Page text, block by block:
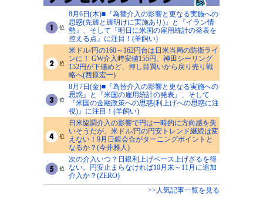
8月6日(木)■『為替介入の影響と更なる実施への
思惑(先週と週明けに実施あり)』と『イラン情
勢』、そして『明日に米国の雇用統計の発表を
控える点』に注目！(羊飼い)
米ドル/円の160～162円台は日米当局の防衛ライ
ンに！ GW介入時安値155円、神田シーリング
152円が下値めど、押し目買いから戻り売り戦
略へ(西原宏一)
8月7日(金)■『為替介入の影響と更なる実施への
思惑』と『米国の雇用統計の発表』、そして
『米国の金融政策への思惑(利上げへの思惑に注
視)』に注目！(羊飼い)
日米協調介入の影響で円は一時的に方向感を失
いそうだが、米ドル/円の円安トレンド継続は変
えない！9月日銀会合がターニングポイントと
なるか？(今井雅人)
次の介入いつ？日銀利上げペース上げざるを得
ない。円安止まらなければ10月末～11月に追加
介入か？(ZERO)
>>人気記事一覧を見る